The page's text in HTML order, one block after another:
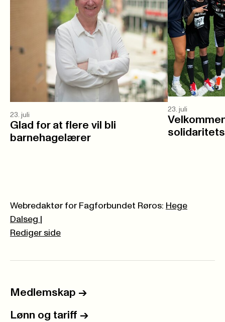
23. juli
Glad for at flere vil bli
barnehagelærer
23. juli
Webredaktør for Fagforbundet Røros: Hege
Dalseg
Rediger side
Medlemskap ->
Lønn og tariff ->